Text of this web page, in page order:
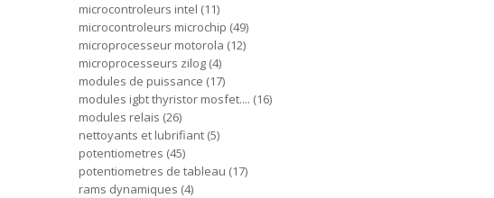
microcontroleurs intel 11
microcontroleurs microchip 49
microprocesseur motorola 12
microprocesseurs zilog 4
modules de puissance 17
modules igbt thyristor mosfet.... 16
modules relais 26
nettoyants et lubrifiant 5
potentiometres 45
potentiometres de tableau 17
rams dynamiques 4